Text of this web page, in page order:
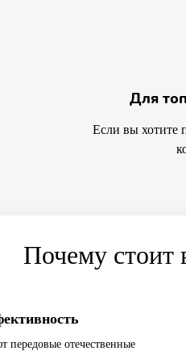
Для
Если вы хотите
Почему стоит
отечественные